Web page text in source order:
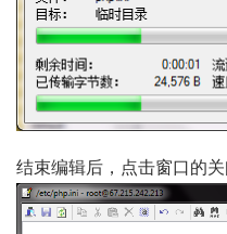
结束编辑后，点击窗口的